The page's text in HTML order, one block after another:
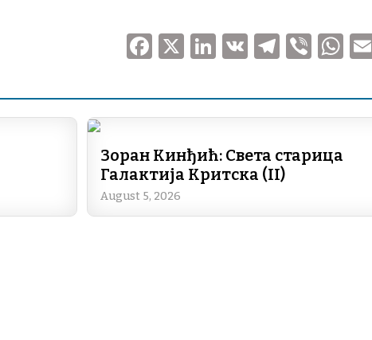
F
a
c
e
b
o
o
k
X
Li
n
k
e
dI
n
V
K
T
el
e
gr
a
m
V
ib
er
W
h
at
s
Зоран Кинђић: Света старица
Галактија Критска (II)
August 5, 2026